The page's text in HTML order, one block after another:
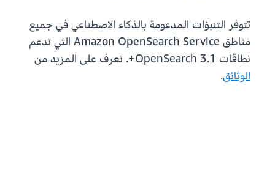
تتوفر التنبؤات المدعومة بالذكاء الاصطناعي في جميع
مناطق Amazon OpenSearch Service التي تدعم
نطاقات OpenSearch 3.1+. تعرف على المزيد من
الوثائق.